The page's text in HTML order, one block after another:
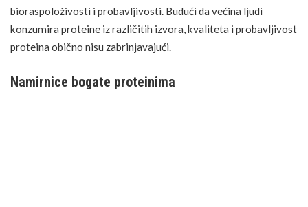
bioraspoloživosti i probavljivosti. Budući da većina ljudi
konzumira proteine ​​iz različitih izvora, kvaliteta i probavljivost
proteina obično nisu zabrinjavajući.
Namirnice bogate proteinima